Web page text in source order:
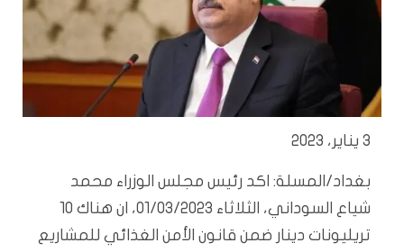
3 يناير، 2023
بغداد/المسلة: اكد رئيس مجلس الوزراء محمد
شياع السوداني، الثلاثاء 01/03/2023، ان هناك 10
تريليونات دينار ضمن قانون الأمن الغذائي للمشاريع